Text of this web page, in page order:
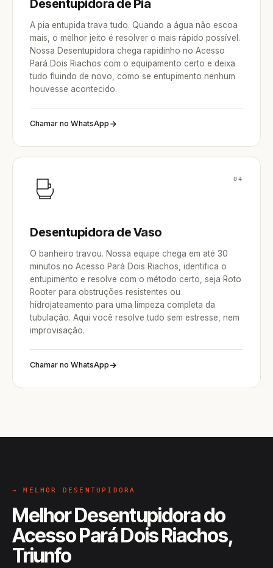
Desentupidora de Pia
A pia entupida trava tudo. Quando a água não escoa
mais, o melhor jeito é resolver o mais rápido possível.
Nossa Desentupidora chega rapidinho no Acesso
Pará Dois Riachos com o equipamento certo e deixa
tudo fluindo de novo, como se entupimento nenhum
houvesse acontecido.
Chamar no WhatsApp
04
Desentupidora de Vaso
O banheiro travou. Nossa equipe chega em até 30
minutos no Acesso Pará Dois Riachos, identifica o
entupimento e resolve com o método certo, seja Roto
Rooter para obstruções resistentes ou
hidrojateamento para uma limpeza completa da
tubulação. Aqui você resolve tudo sem estresse, nem
improvisação.
Chamar no WhatsApp
→ MELHOR DESENTUPIDORA
Melhor Desentupidora do
Acesso Pará Dois Riachos,
Triunfo